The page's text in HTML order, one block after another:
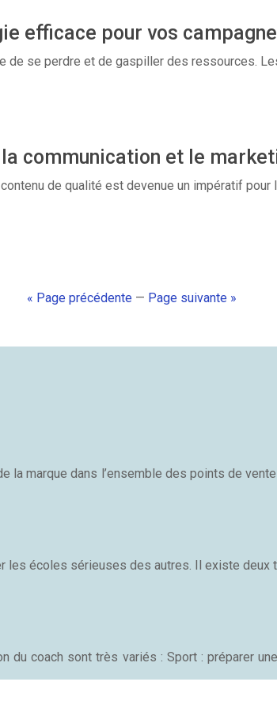
efficace pour vos
de se perdre et de gaspiller des ressources.
communication et le
de qualité est devenue un impératif
« Page précédente— Page suivante »
marque dans l’ensemble des points de
écoles sérieuses des autres. Il existe
du coach sont très variés : Sport : préparer